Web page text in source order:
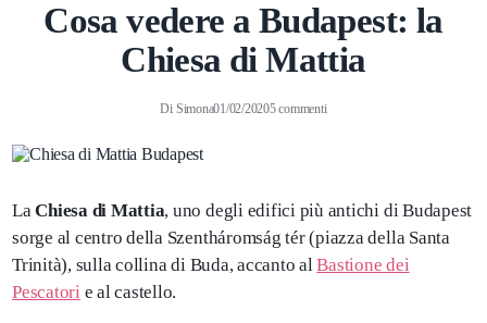
Cosa vedere a Budapest: la
Chiesa di Mattia
Di Simona01/02/20205 commenti
LaChiesa di Mattia, uno degli edifici più antichi di Budapest
sorge al centro della Szentháromság tér (piazza della Santa
Trinità), sulla collina di Buda, accanto alBastione dei
Pescatorie al castello.